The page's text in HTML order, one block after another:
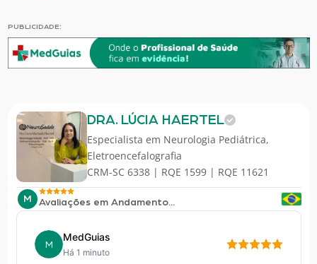
PUBLICIDADE:
DRA. LÚCIA HAERTEL
Especialista em Neurologia Pediátrica,
Eletroencefalografia
CRM-SC 6338 | RQE 1599 | RQE 11621
M Avaliações em Andamento...
M
MedGuias
Há 1 minuto